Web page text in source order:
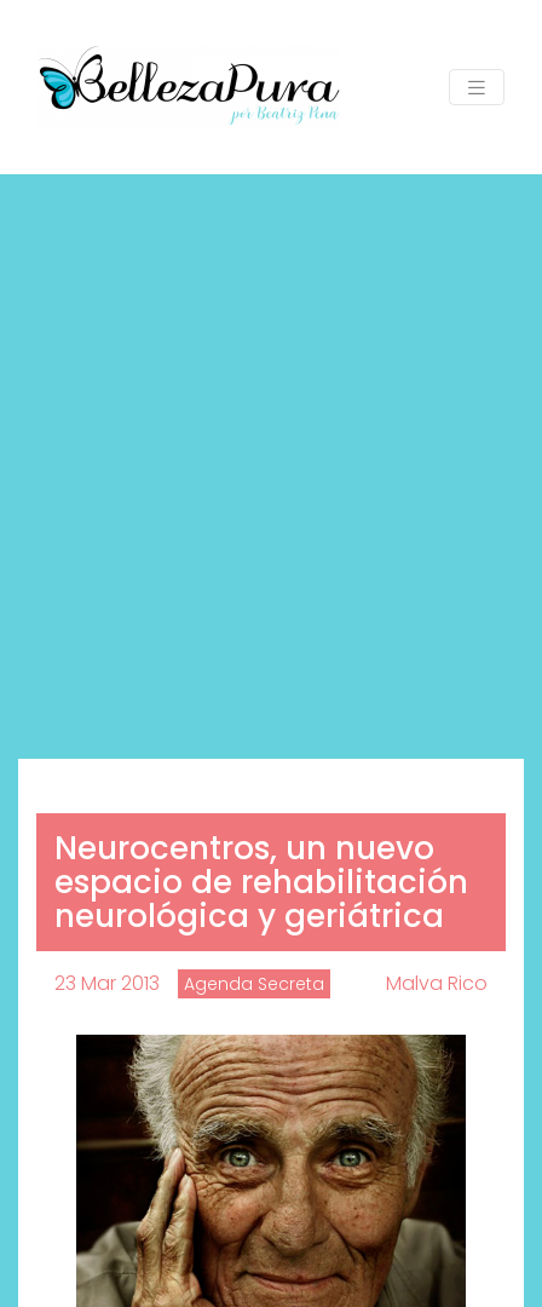
Neurocentros, un nuevo
espacio de rehabilitación
neurológica y geriátrica
23 Mar 2013 Agenda Secreta Malva Rico